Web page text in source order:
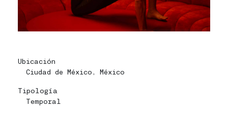
Home
Contacto
Ubicación
Ciudad de México, México
Tipología
Temporal
Home
Contacto